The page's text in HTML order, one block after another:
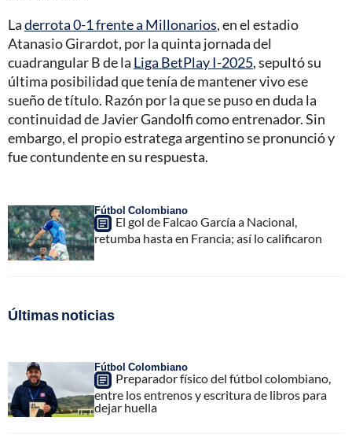
Laderrota 0-1 frente a Millonarios, en el estadio
Atanasio Girardot, por la quinta jornada del
cuadrangular B de la Liga BetPlay I-2025, sepultó su
última posibilidad que tenía de mantener vivo ese
sueño de título. Razón por la que se puso en duda la
continuidad de Javier Gandolfi como entrenador. Sin
embargo, el propio estratega argentino se pronunció y
fue contundente en su respuesta.
Fútbol Colombiano
El gol de Falcao García a Nacional,
retumba hasta en Francia; así lo calificaron
Últimas noticias
Fútbol Colombiano
Preparador físico del fútbol colombiano,
entre los entrenos y escritura de libros para
dejar huella